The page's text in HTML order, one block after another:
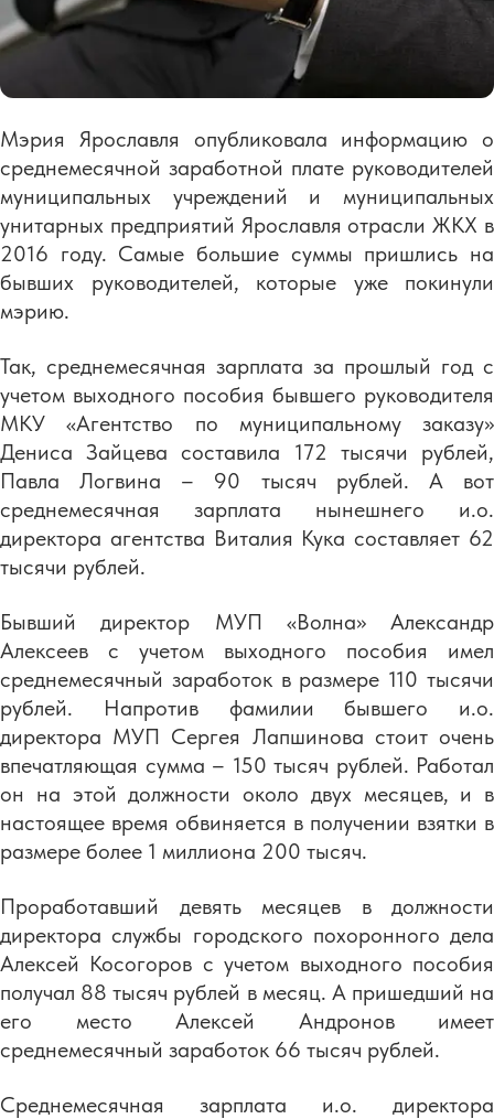
Мэрия Ярославля опубликовала информацию о
среднемесячной заработной плате руководителей
муниципальных учреждений и муниципальных
унитарных предприятий Ярославля отрасли ЖКХ в
2016 году. Самые большие суммы пришлись на
бывших руководителей, которые уже покинули
мэрию.
Так, среднемесячная зарплата за прошлый год с
учетом выходного пособия бывшего руководителя
МКУ «Агентство по муниципальному заказу»
Дениса Зайцева составила 172 тысячи рублей,
Павла Логвина – 90 тысяч рублей. А вот
среднемесячная зарплата нынешнего и.о.
директора агентства Виталия Кука составляет 62
тысячи рублей.
Бывший директор МУП «Волна» Александр
Алексеев с учетом выходного пособия имел
среднемесячный заработок в размере 110 тысячи
рублей. Напротив фамилии бывшего и.о.
директора МУП Сергея Лапшинова стоит очень
впечатляющая сумма – 150 тысяч рублей. Работал
он на этой должности около двух месяцев, и в
настоящее время обвиняется в получении взятки в
размере более 1 миллиона 200 тысяч.
Проработавший девять месяцев в должности
директора службы городского похоронного дела
Алексей Косогоров с учетом выходного пособия
получал 88 тысяч рублей в месяц. А пришедший на
его место Алексей Андронов имеет
среднемесячный заработок 66 тысяч рублей.
Среднемесячная зарплата и.о. директора